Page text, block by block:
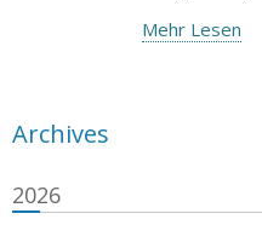
Mehr Lesen
Archives
2026